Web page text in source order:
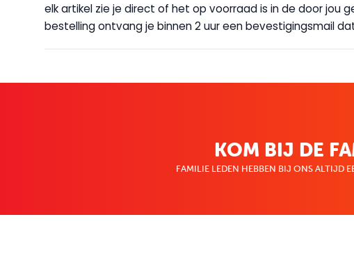
elk artikel zie je direct of het op voorraad is in de door jou
bestelling ontvang je binnen 2 uur een bevestigingsmail
KOM BIJ DE
FAMILIE LEDEN HEBBEN BIJ ONS ALTIJD